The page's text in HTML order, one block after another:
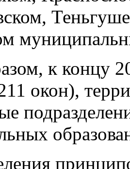
к концу
окон),